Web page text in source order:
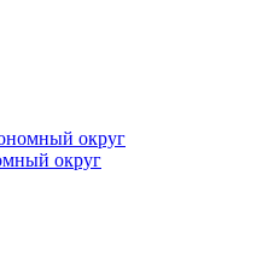
округ
округ